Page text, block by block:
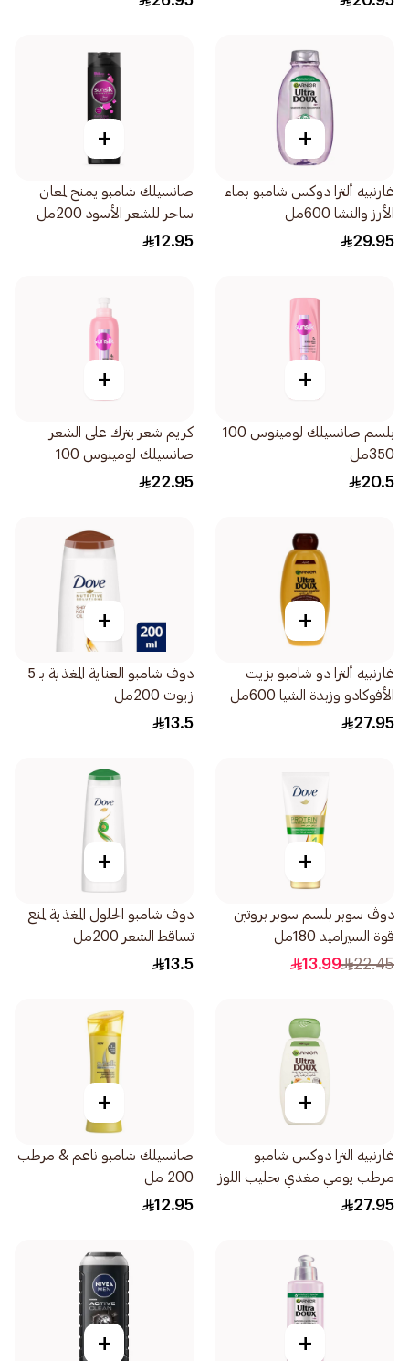
+
غارنييه ألترا دوكس شامبو بماء
الأرز والنشا 600مل
29.95
+
صانسيلك شامبو يمنح لمعان
ساحر للشعر الأسود 200مل
12.95
+
بلسم صانسيلك لومينوس 100
350مل
20.5
+
كريم شعر يترك على الشعر
صانسيلك لومينوس 100
200مل
22.95
+
غارنييه ألترا دو شامبو بزيت
الأفوكادو وزبدة الشيا 600مل
27.95
+
دوف شامبو العناية المغذية بـ 5
زيوت 200مل
13.5
+
دوڤ سوبر بلسم سوبر بروتين
قوة السيراميد 180مل
22.45
13.99
+
دوف شامبو الحلول المغذية لمنع
تساقط الشعر 200مل
13.5
+
غارنييه الترا دوكس شامبو
مرطب يومي مغذي بحليب اللوز
العضوي 600مل
27.95
+
صانسيلك شامبو ناعم & مرطب
200 مل
12.95
+
+